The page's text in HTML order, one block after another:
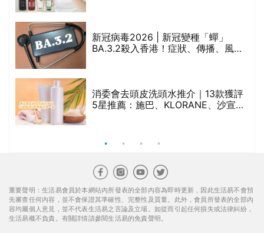
新冠病毒2026 | 新冠變種「蟬」
BA.3.2殺入香港！症狀、傳播、風險
消委會去頭皮洗頭水推介｜13款獲評
5星推薦：施巴、KLORANE、沙宣、
重要聲明：生活易會員於本網站內所發表的全部內容為即時更新，因此生活易不會預
先審查任何內容，並不會保證其準確性、完整性及質量。此外，會員所發表的全部內
容均屬個人意見，並不代表生活易之言論及立場。如從而引起任何損失或法律糾紛，
生活易概不負責。有關詳情請參閱生活易的免責聲明。